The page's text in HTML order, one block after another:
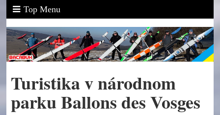
Top Menu
Turistika v národnom
parku Ballons des Vosges